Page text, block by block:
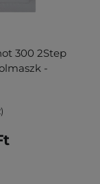
300 2Step
-